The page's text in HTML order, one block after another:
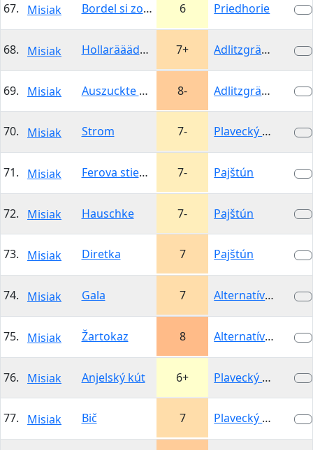
67. Misiak Bordel si zober so sebou 6 Priedhorie
68. Misiak Hollarääädulioo 7+ Adlitzgräben
69. Misiak Auszuckte Gfraster 8- Adlitzgräben
70. Misiak Strom 7- Plavecký hrad -…
71. Misiak Ferova stienka (Ferostienka) 7- Pajštún
72. Misiak Hauschke 7- Pajštún
73. Misiak Diretka 7 Pajštún
74. Misiak Gala 7 Alternatívna…
75. Misiak Žartokaz 8 Alternatívna…
76. Misiak Anjelský kút 6+ Plavecký hrad -…
77. Misiak Bič 7 Plavecký hrad -…